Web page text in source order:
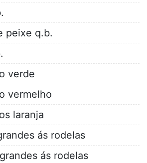
peixe q.b.
verde
vermelho
laranja
ás rodelas
ás rodelas